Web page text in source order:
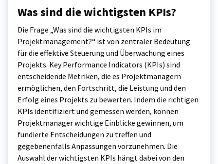
Was sind die wichtigsten KPIs?
Die Frage „Was sind die wichtigsten KPIs im
Projektmanagement?“ ist von zentraler Bedeutung
für die effektive Steuerung und Überwachung eines
Projekts. Key Performance Indicators (KPIs) sind
entscheidende Metriken, die es Projektmanagern
ermöglichen, den Fortschritt, die Leistung und den
Erfolg eines Projekts zu bewerten. Indem die richtigen
KPIs identifiziert und gemessen werden, können
Projektmanager wichtige Einblicke gewinnen, um
fundierte Entscheidungen zu treffen und
gegebenenfalls Anpassungen vorzunehmen. Die
Auswahl der wichtigsten KPIs hängt dabei von den